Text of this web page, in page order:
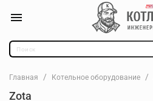
Главная Котельное оборудование
Zota